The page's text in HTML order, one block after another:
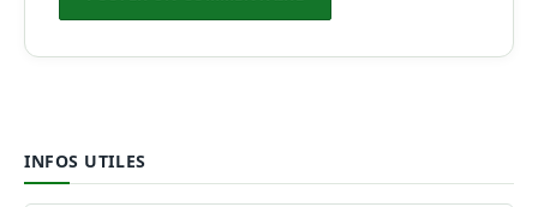
INFOS UTILES